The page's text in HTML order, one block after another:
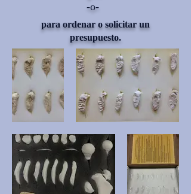
-o-
para ordenar o solicitar un
presupuesto.